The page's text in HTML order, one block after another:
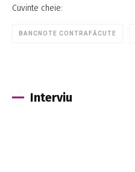
Cuvinte cheie:
BANCNOTE CONTRAFĂCUTE
Interviu